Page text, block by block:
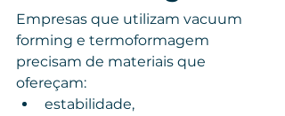
Empresas que utilizam vacuum
forming e termoformagem
precisam de materiais que
ofereçam:
estabilidade,